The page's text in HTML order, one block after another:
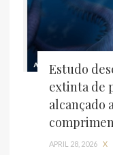
Estudo
extinta de
alcançado
APRIL 28, 2026 X